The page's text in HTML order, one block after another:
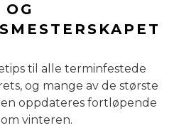
OG
til alle terminfestede
og mange av de største
oppdateres fortløpende
vinteren.